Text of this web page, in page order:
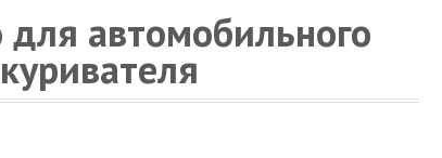
для автомобильного